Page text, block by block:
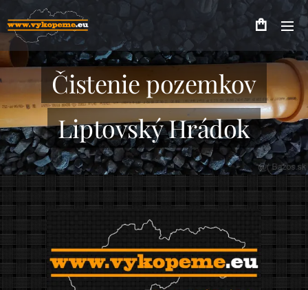
Čistenie pozemkov
Liptovský Hrádok